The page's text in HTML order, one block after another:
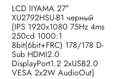
LCD IIYAMA 27″
XU2792HSU-B1 черный
{IPS 1920x1080 75Hz 4ms
250cd 1000:1
8bit(6bit+FRC) 178/178 D-
Sub HDMI2.0
DisplayPort1.2 2xUSB2.0
VESA 2x2W AudioOut}